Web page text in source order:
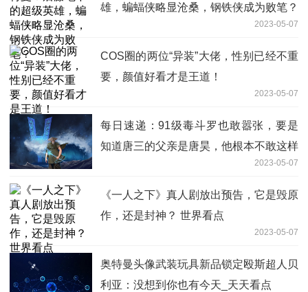
雄，蝙蝠侠略显沧桑，钢铁侠成为败笔？
2023-05-07
COS圈的两位“异装”大佬，性别已经不重
要，颜值好看才是王道！
2023-05-07
每日速递：91级毒斗罗也敢嚣张，要是
知道唐三的父亲是唐昊，他根本不敢这样
2023-05-07
《一人之下》真人剧放出预告，它是毁原
作，还是封神？ 世界看点
2023-05-07
奥特曼头像武装玩具新品锁定殴斯超人贝
利亚：没想到你也有今天_天天看点